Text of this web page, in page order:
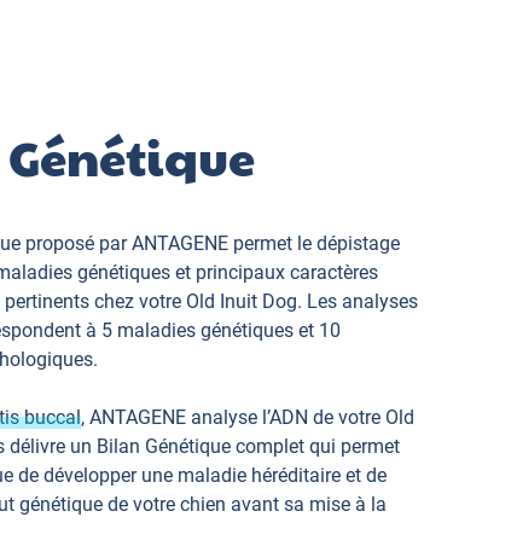
proposé par ANTAGENE permet le dépistage
génétiques et principaux caractères
chez votre Old Inuit Dog. Les analyses
à 5 maladies génétiques et 10
buccal, ANTAGENE analyse l’ADN de votre Old
délivre un Bilan Génétique complet qui permet
de développer une maladie héréditaire et de
génétique de votre chien avant sa mise à la